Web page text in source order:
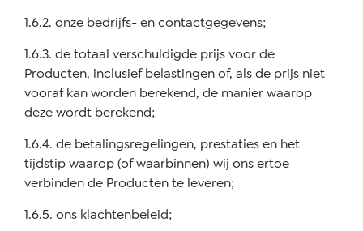
1.6.2. onze bedrijfs- en contactgegevens;
1.6.3. de totaal verschuldigde prijs voor de
Producten, inclusief belastingen of, als de prijs niet
vooraf kan worden berekend, de manier waarop
deze wordt berekend;
1.6.4. de betalingsregelingen, prestaties en het
tijdstip waarop (of waarbinnen) wij ons ertoe
verbinden de Producten te leveren;
1.6.5. ons klachtenbeleid;